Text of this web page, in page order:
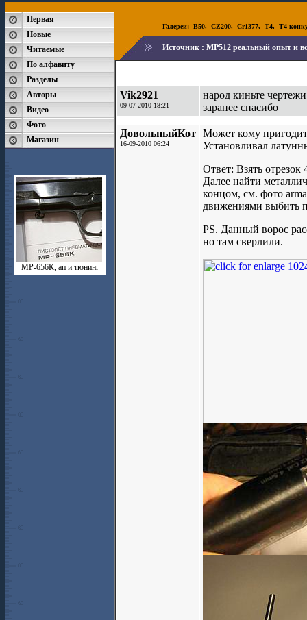
Первая
Новые
Читаемые
По алфавиту
Разделы
Авторы
Видео
Фото
Магазин
МР-656К, ап и тюнинг
Галереи: B50, CZ200, Cr1377, T4, T4
Источник : МР512 реальный опыт и
Vik2921
09-07-2010 18:21
народ киньте
заранее спасибо
ДовольныйКот
16-09-2010 06:24
Может кому
Установливал
Ответ: Взять
Далее найти
концом, см. фото
движениями выбить
PS. Данный ворос
но там сверлили.